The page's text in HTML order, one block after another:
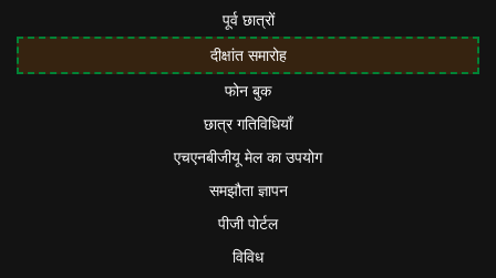
पूर्व छात्रों
दीक्षांत समारोह
फोन बुक
छात्र गतिविधियाँ
एचएनबीजीयू मेल का उपयोग
समझौता ज्ञापन
पीजी पोर्टल
विविध